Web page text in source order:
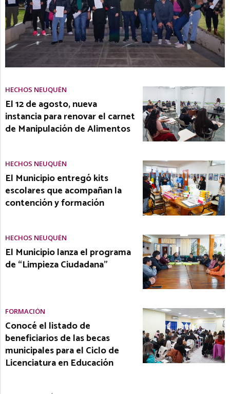
HECHOS NEUQUÉN
El 12 de agosto, nueva
instancia para renovar el carnet
de Manipulación de Alimentos
HECHOS NEUQUÉN
El Municipio entregó kits
escolares que acompañan la
contención y formación
HECHOS NEUQUÉN
El Municipio lanza el programa
de “Limpieza Ciudadana”
FORMACIÓN
Conocé el listado de
beneficiarios de las becas
municipales para el Ciclo de
Licenciatura en Educación